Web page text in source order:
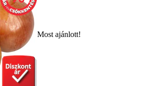
Most ajánlott!